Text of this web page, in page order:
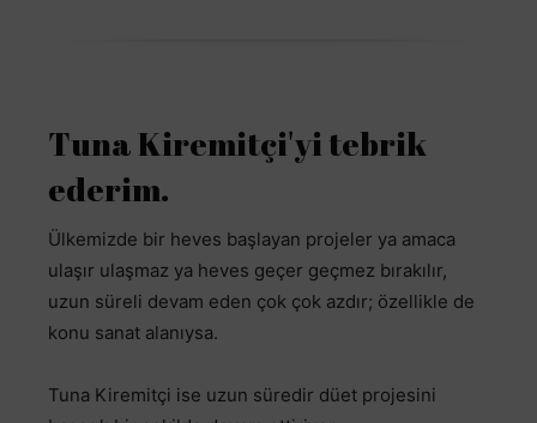
Tuna Kiremitçi'yi tebrik
ederim.
Ülkemizde bir heves başlayan projeler ya amaca
ulaşır ulaşmaz ya heves geçer geçmez bırakılır,
uzun süreli devam eden çok çok azdır; özellikle de
konu sanat alanıysa.
Tuna Kiremitçi ise uzun süredir düet projesini